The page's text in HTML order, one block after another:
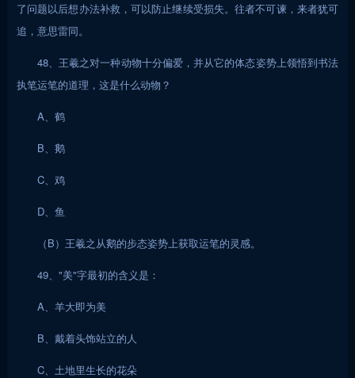
了问题以后想办法补救，可以防止继续受损失。往者不可谏，来者犹可
追，意思雷同。
48、王羲之对一种动物十分偏爱，并从它的体态姿势上领悟到书法
执笔运笔的道理，这是什么动物？
A、鹤
B、鹅
C、鸡
D、鱼
（B）王羲之从鹅的步态姿势上获取运笔的灵感。
49、"美"字最初的含义是：
A、羊大即为美
B、戴着头饰站立的人
C、土地里生长的花朵